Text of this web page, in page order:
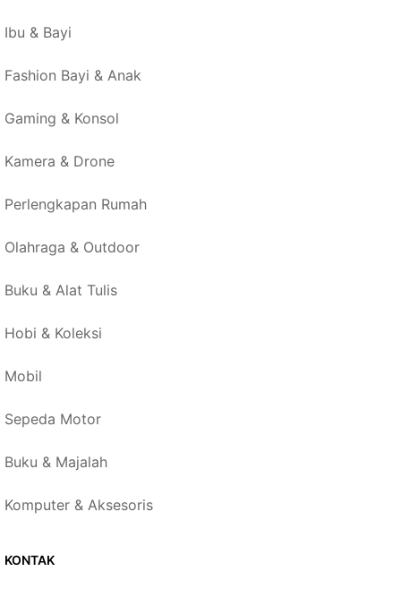
Ibu & Bayi
Fashion Bayi & Anak
Gaming & Konsol
Kamera & Drone
Perlengkapan Rumah
Olahraga & Outdoor
Buku & Alat Tulis
Hobi & Koleksi
Mobil
Sepeda Motor
Buku & Majalah
Komputer & Aksesoris
KONTAK